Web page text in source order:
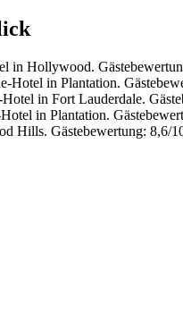
in Hollywood.
Hotel in Plantation.
in Fort Lauderdale.
in Plantation.
Hills. Gästebewertung: 8,6/